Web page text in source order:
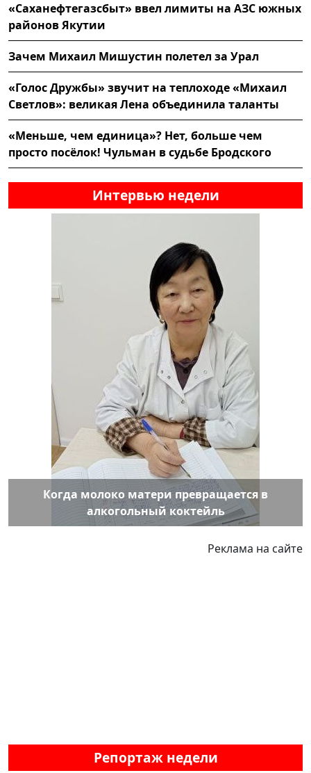
«Саханефтегазсбыт» ввел лимиты на АЗС южных
районов Якутии
Зачем Михаил Мишустин полетел за Урал
«Голос Дружбы» звучит на теплоходе «Михаил
Светлов»: великая Лена объединила таланты
«Меньше, чем единица»? Нет, больше чем
просто посёлок! Чульман в судьбе Бродского
Интервью недели
Когда молоко матери превращается в
алкогольный коктейль
Реклама на сайте
Репортаж недели